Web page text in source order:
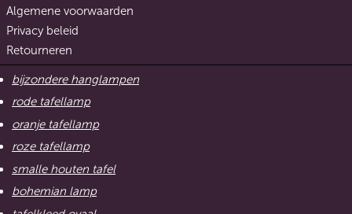
Algemene voorwaarden
Privacy beleid
Retourneren
bijzondere hanglampen
rode tafellamp
oranje tafellamp
roze tafellamp
smalle houten tafel
bohemian lamp